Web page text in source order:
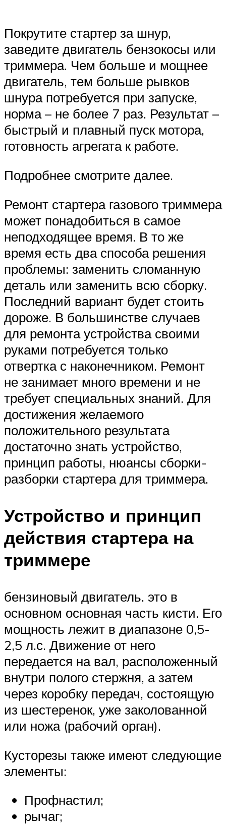
Покрутите стартер за шнур,
заведите двигатель бензокосы или
триммера. Чем больше и мощнее
двигатель, тем больше рывков
шнура потребуется при запуске,
норма – не более 7 раз. Результат –
быстрый и плавный пуск мотора,
готовность агрегата к работе.
Подробнее смотрите далее.
Ремонт стартера газового триммера
может понадобиться в самое
неподходящее время. В то же
время есть два способа решения
проблемы: заменить сломанную
деталь или заменить всю сборку.
Последний вариант будет стоить
дороже. В большинстве случаев
для ремонта устройства своими
руками потребуется только
отвертка с наконечником. Ремонт
не занимает много времени и не
требует специальных знаний. Для
достижения желаемого
положительного результата
достаточно знать устройство,
принцип работы, нюансы сборки-
разборки стартера для триммера.
Устройство и принцип
действия стартера на
триммере
бензиновый двигатель. это в
основном основная часть кисти. Его
мощность лежит в диапазоне 0,5-
2,5 л.с. Движение от него
передается на вал, расположенный
внутри полого стержня, а затем
через коробку передач, состоящую
из шестеренок, уже заколованной
или ножа (рабочий орган).
Кусторезы также имеют следующие
элементы:
Профнастил;
рычаг;